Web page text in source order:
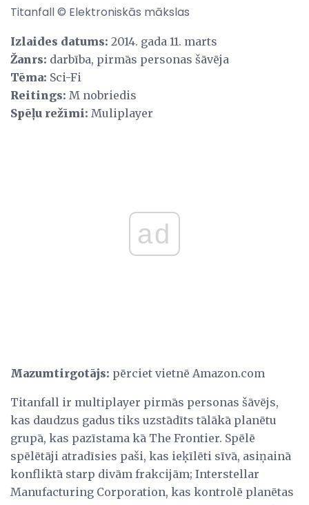
Titanfall © Elektroniskās mākslas
Izlaides datums: 2014. gada 11. marts
Žanrs: darbība, pirmās personas šāvēja
Tēma: Sci-Fi
Reitings: M nobriedis
Spēļu režīmi: Muliplayer
ad
Mazumtirgotājs: pērciet vietnē Amazon.com
Titanfall ir multiplayer pirmās personas šāvējs,
kas daudzus gadus tiks uzstādīts tālākā planētu
grupā, kas pazīstama kā The Frontier. Spēlē
spēlētāji atradīsies paši, kas ieķīlēti sīvā, asiņainā
konfliktā starp divām frakcijām; Interstellar
Manufacturing Corporation, kas kontrolē planētas